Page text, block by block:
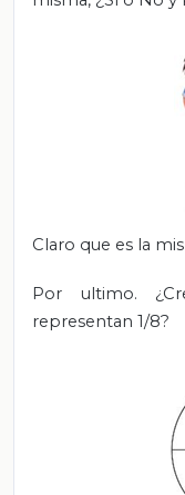
Claro que es la
Por ultimo.
representan 1/8?